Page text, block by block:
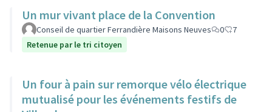
Un mur vivant place de la Convention
Conseil de quartier Ferrandière Maisons Neuves 0
7
Retenue par le tri citoyen
Un four à pain sur remorque vélo électrique
mutualisé pour les événements festifs de